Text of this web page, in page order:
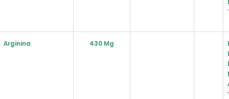
Arginina 430 Mg